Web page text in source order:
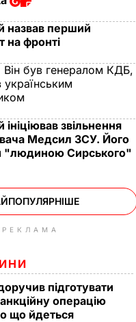
назвав перший
на фронті
Він був генералом КДБ,
українським
звільнення
Медсил ЗСУ. Його
"людиною Сирського"
РЕКЛАМА
підготувати
операцію
що йдеться